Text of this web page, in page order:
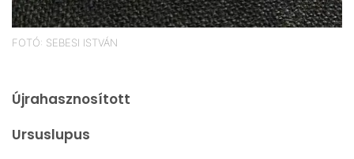
FOTÓ: SEBESI ISTVÁN
Újrahasznosított
Ursuslupus